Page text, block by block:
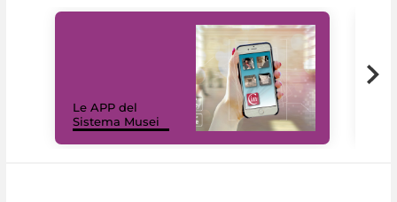
Le APP del
Sistema Musei